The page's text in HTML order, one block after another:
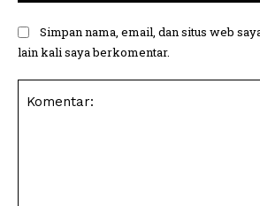
Simpan nama, email, dan situs web
lain kali saya berkomentar.